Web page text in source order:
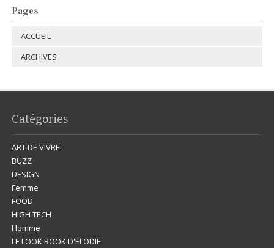
Pages
ACCUEIL
ARCHIVES
Catégories
ART DE VIVRE
BUZZ
DESIGN
Femme
FOOD
HIGH TECH
Homme
LE LOOK BOOK D'ELODIE